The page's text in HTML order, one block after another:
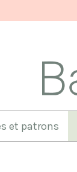
et patrons